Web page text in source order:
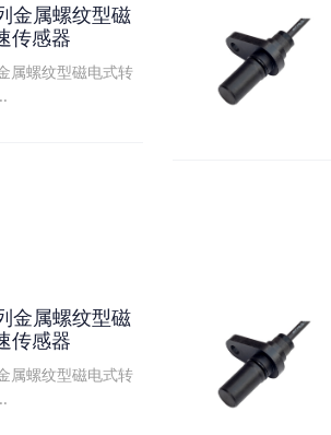
金属螺纹型磁
传感器
属螺纹型磁电式转
金属螺纹型磁
传感器
属螺纹型磁电式转